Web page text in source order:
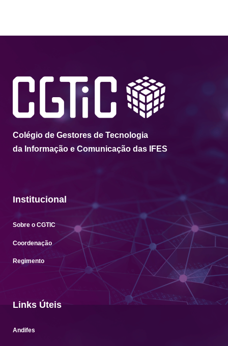
Colégio de Gestores de Tecnologia
da Informação e Comunicação das IFES
Institucional
Sobre o CGTIC
Coordenação
Regimento
Links Úteis
Andifes